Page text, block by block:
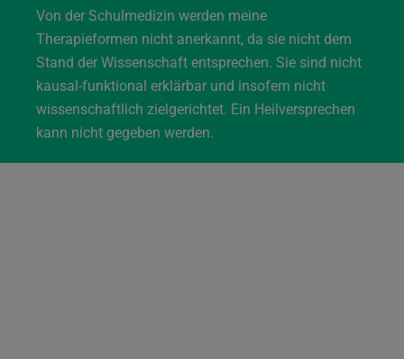
Von der Schulmedizin werden meine
Therapieformen nicht anerkannt, da sie nicht dem
Stand der Wissenschaft entsprechen. Sie sind nicht
kausal-funktional erklärbar und insofern nicht
wissenschaftlich zielgerichtet. Ein Heilversprechen
kann nicht gegeben werden.